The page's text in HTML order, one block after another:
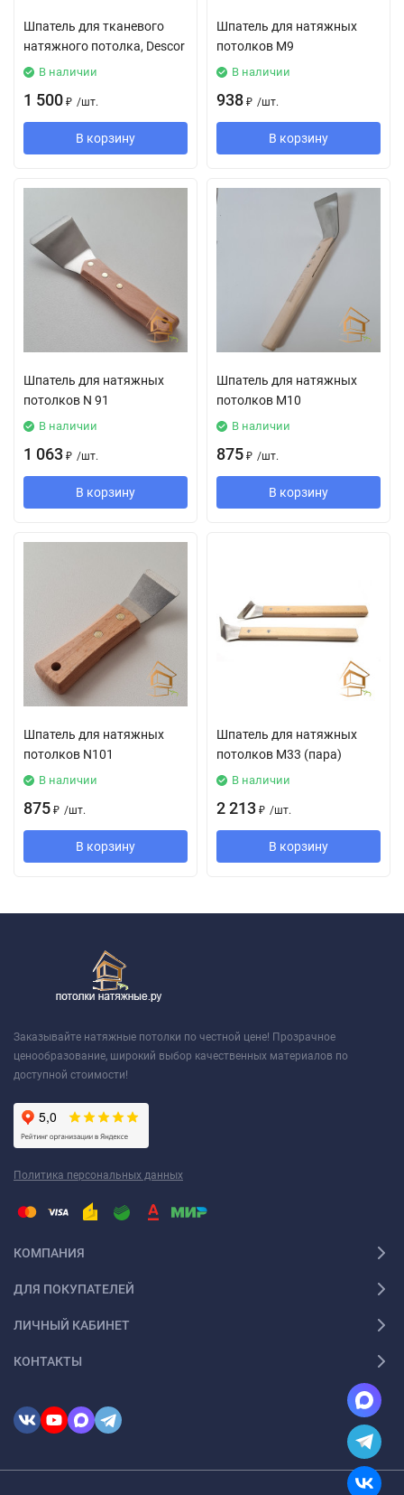
Шпатель для тканевого
натяжного потолка, Descor
В наличии
1 500 ₽ /шт.
В корзину
Шпатель для натяжных
потолков М9
В наличии
938 ₽ /шт.
В корзину
Шпатель для натяжных
потолков N 91
В наличии
1 063 ₽ /шт.
В корзину
Шпатель для натяжных
потолков М10
В наличии
875 ₽ /шт.
В корзину
Шпатель для натяжных
потолков N101
В наличии
875 ₽ /шт.
В корзину
Шпатель для натяжных
потолков М33 (пара)
В наличии
2 213 ₽ /шт.
В корзину
Заказывайте натяжные потолки по честной цене! Прозрачное
ценообразование, широкий выбор качественных материалов по
доступной стоимости!
Политика персональных данных
КОМПАНИЯ
ДЛЯ ПОКУПАТЕЛЕЙ
ЛИЧНЫЙ КАБИНЕТ
КОНТАКТЫ